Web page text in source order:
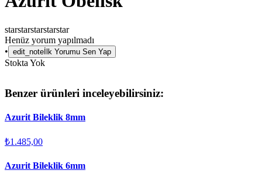
starstarstarstarstar
Henüz yorum yapılmadı
• edit_note İlk Yorumu Sen Yap
Stokta Yok
Benzer ürünleri inceleyebilirsiniz:
Azurit Bileklik 8mm
₺1.485,00
Azurit Bileklik 6mm